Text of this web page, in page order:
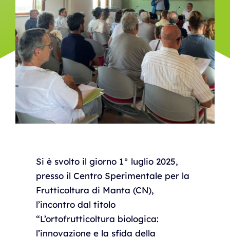
News
Contatti
Si è svolto il giorno 1° luglio 2025,
presso il Centro Sperimentale per la
Frutticoltura di Manta (CN),
l’incontro dal titolo
“L’ortofrutticoltura biologica:
l’innovazione e la sfida della